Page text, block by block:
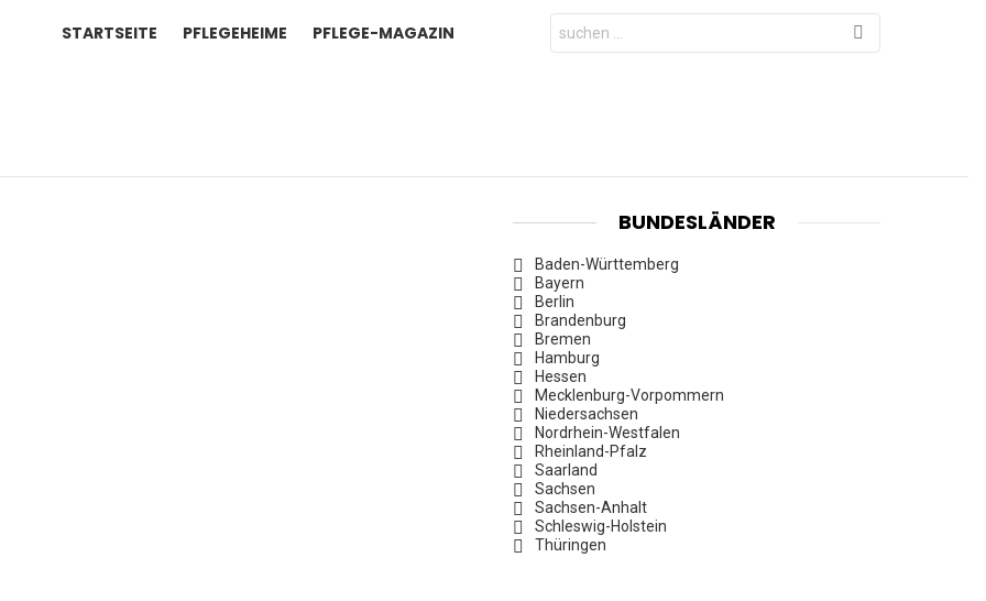
STARTSEITE PFLEGEHEIME PFLEGE-MAGAZIN
Search
for:
BUNDESLÄNDER
Baden-Württemberg
Bayern
Berlin
Brandenburg
Bremen
Hamburg
Hessen
Mecklenburg-Vorpommern
Niedersachsen
Nordrhein-Westfalen
Rheinland-Pfalz
Saarland
Sachsen
Sachsen-Anhalt
Schleswig-Holstein
Thüringen